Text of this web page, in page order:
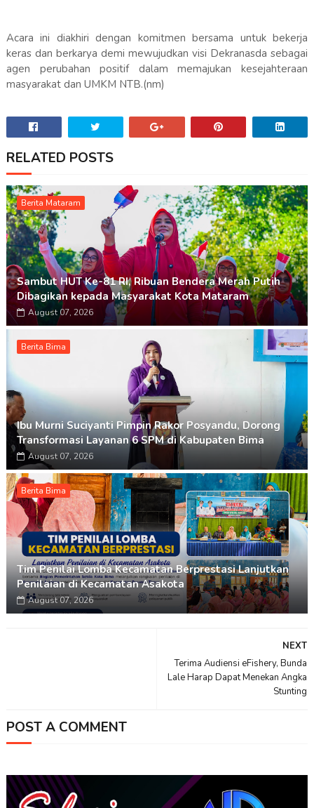
Acara ini diakhiri dengan komitmen bersama untuk bekerja
keras dan berkarya demi mewujudkan visi Dekranasda sebagai
agen perubahan positif dalam memajukan kesejahteraan
masyarakat dan UMKM NTB.(nm)
RELATED POSTS
Berita Mataram
Sambut HUT Ke-81 RI, Ribuan Bendera Merah Putih
Dibagikan kepada Masyarakat Kota Mataram
August 07, 2026
Berita Bima
Ibu Murni Suciyanti Pimpin Rakor Posyandu, Dorong
Transformasi Layanan 6 SPM di Kabupaten Bima
August 07, 2026
Berita Bima
Tim Penilai Lomba Kecamatan Berprestasi Lanjutkan
Penilaian di Kecamatan Asakota
August 07, 2026
NEXT
Terima Audiensi eFishery, Bunda
Lale Harap Dapat Menekan Angka
Stunting
POST A COMMENT